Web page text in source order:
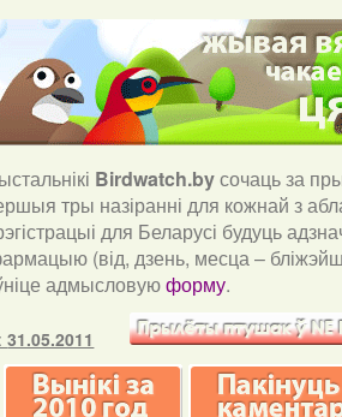
Birdwatch.byсочаць за
тры назіранні для кожнай з
для Беларусі будуць
(від, дзень, месца –
адмысловуюформу.
:31.05.2011